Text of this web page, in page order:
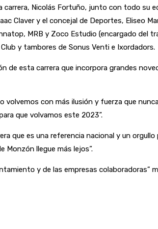
Nicolás Fortuño, junto con todo su
Claver y el concejal de Deportes, Eliseo
MRB y Zoco Estudio (encargado del
y tambores de Sonus Venti e Ixordadors.
esta carrera que incorpora grandes
con más ilusión y fuerza que
que volvamos este 2023”.
que es una referencia nacional y un
llegue más lejos”.
y de las empresas colaboradoras”